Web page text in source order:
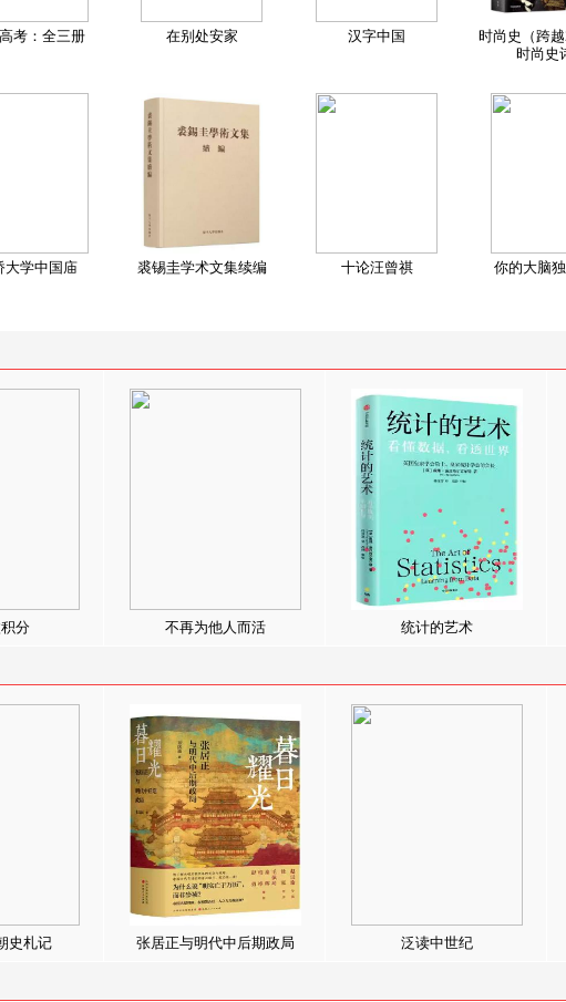
考：全三册 在别处安家 汉字中国
时尚史（跨
时尚史
大学中国庙 裘锡圭学术文集续编 十论汪曾祺 你的大脑
分 不再为他人而活 统计的艺术
史札记 张居正与明代中后期政局 泛读中世纪